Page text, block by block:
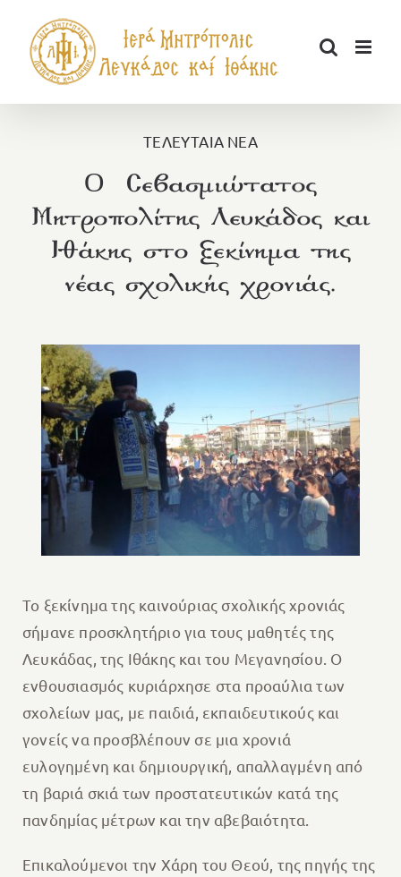
περιεχόμενο
ΤΕΛΕΥΤΑΙΑ ΝΕΑ
O Σεβασμιώτατος
Μητροπολίτης Λευκάδος και
Ιθάκης στο ξεκίνημα της
νέας σχολικής χρονιάς.
Το ξεκίνημα της καινούριας σχολικής χρονιάς
σήμανε προσκλητήριο για τους μαθητές της
Λευκάδας, της Ιθάκης και του Μεγανησίου. Ο
ενθουσιασμός κυριάρχησε στα προαύλια των
σχολείων μας, με παιδιά, εκπαιδευτικούς και
γονείς να προσβλέπουν σε μια χρονιά
ευλογημένη και δημιουργική, απαλλαγμένη από
τη βαριά σκιά των προστατευτικών κατά της
πανδημίας μέτρων και την αβεβαιότητα.
Επικαλούμενοι την Χάρη του Θεού, της πηγής της